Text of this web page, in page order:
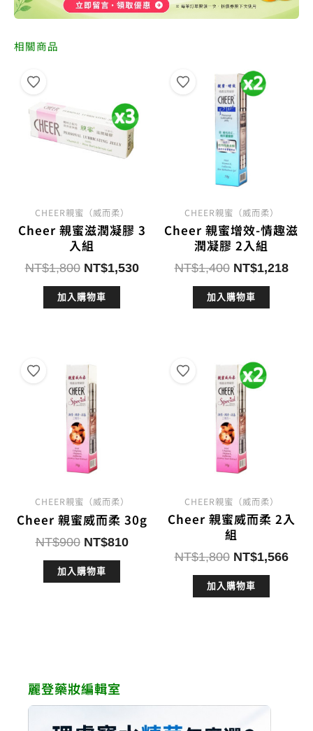
麗登藥妝編輯室
相關商品
CHEER親蜜（威而柔）
Cheer 親蜜滋潤凝膠 3
入組
NT$1,800 原
始
價
NT$1,530目
加入購物車
CHEER親蜜（威而柔）
Cheer 親蜜增效-情趣滋
潤凝膠 2入組
NT$1,400 原
始
價
NT$1,218目
加入購物車
CHEER親蜜（威而柔）
Cheer 親蜜威而柔 30g
NT$900 原
始
價
NT$810目
加入購物車
CHEER親蜜（威而柔）
Cheer 親蜜威而柔 2入
組
NT$1,800 原
始
價
NT$1,566目
加入購物車